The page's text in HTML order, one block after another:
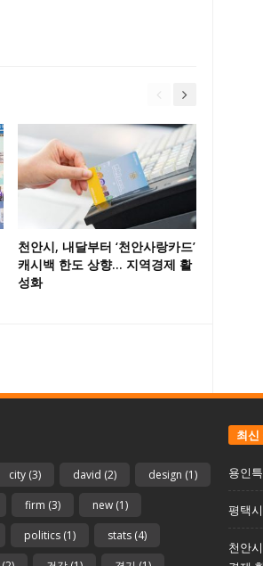
천안시, 내달부터 ‘천안사랑카드’
캐시백 한도 상향… 지역경제 활
성화
city (3) david (2) design (1)
firm (3) new (1)
politics (1) stats (4)
최신
용인
평택
천안